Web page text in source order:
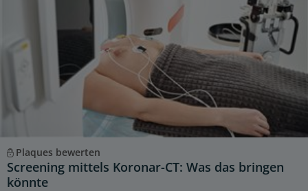
Plaques bewerten
Screening mittels Koronar-CT: Was das bringen
könnte